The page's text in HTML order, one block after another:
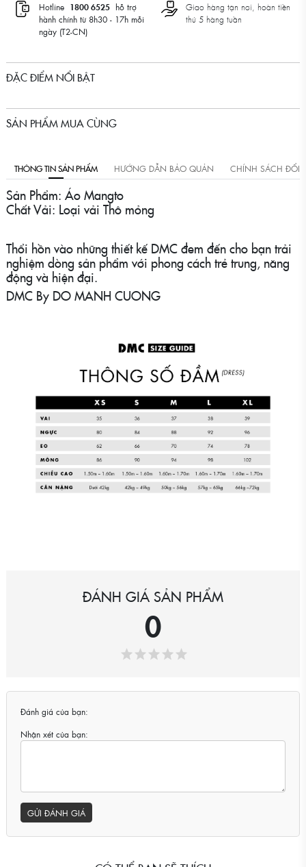
Hotline 1800 6525 hỗ trợ
hành chính từ 8h30 - 17h mỗi
ngày (T2-CN)
Giao hàng tận nơi, hoàn tiền
thứ 5 hàng tuần
ĐẶC ĐIỂM NỔI BẬT
SẢN PHẨM MUA CÙNG
THÔNG TIN SẢN PHẨM HƯỚNG DẪN BẢO QUẢN CHÍNH SÁCH ĐỔI
Sản Phẩm: Áo Mangto
Chất Vải: Loại vải Thô mỏng
Thổi hồn vào những thiết kế DMC đem đến cho bạn trải
nghiệm dòng sản phẩm với phong cách trẻ trung, năng
động và hiện đại.
DMC By DO MANH CUONG
ĐÁNH GIÁ SẢN PHẨM
0
Đánh giá của bạn:
Nhận xét của bạn:
GỬI ĐÁNH GIÁ